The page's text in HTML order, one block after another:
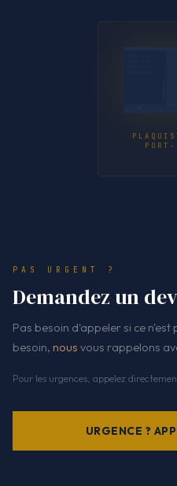
PORT-
PAS URGENT ?
Demandez un
Pas besoin d'appeler si ce
besoin, nous vous rappelons
Pour les urgences, appelez
URGENCE ?